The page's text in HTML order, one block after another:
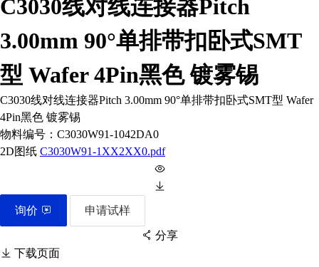
C3030线对线连接器Pitch
3.00mm 90°单排带扣卧式SMT
型 Wafer 4Pin黑色 镀雾锡
C3030线对线连接器Pitch 3.00mm 90°单排带扣卧式SMT型 Wafer
4Pin黑色 镀雾锡
物料编号： C3030W91-1042DA0
2D图纸 C3030W91-1XX2XX0.pdf
询价 申请试样
分享
下载页面